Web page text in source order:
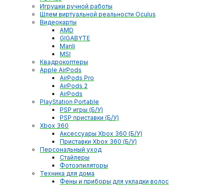
Игрушки ручной работы
Шлем виртуальной реальности Oculus
Видеокарты
AMD
GIGABYTE
Manli
MSI
Квадрокоптеры
Apple AirPods
AirPods Pro
AirPods 2
AirPods
PlayStation Portable
PSP игры (Б/У)
PSP приставки (Б/У)
Xbox 360
Аксессуары Xbox 360 (Б/У)
Приставки Xbox 360 (Б/У)
Персональный уход
Стайлеры
Фотоэпиляторы
Техника для дома
Фены и приборы для укладки волос